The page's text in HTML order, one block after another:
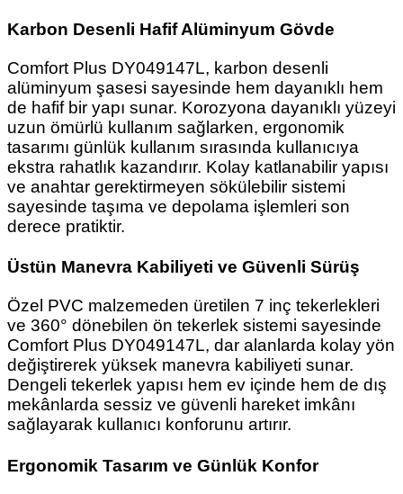
Karbon Desenli Hafif Alüminyum Gövde
Comfort Plus DY049147L, karbon desenli
alüminyum şasesi sayesinde hem dayanıklı hem
de hafif bir yapı sunar. Korozyona dayanıklı yüzeyi
uzun ömürlü kullanım sağlarken, ergonomik
tasarımı günlük kullanım sırasında kullanıcıya
ekstra rahatlık kazandırır. Kolay katlanabilir yapısı
ve anahtar gerektirmeyen sökülebilir sistemi
sayesinde taşıma ve depolama işlemleri son
derece pratiktir.
Üstün Manevra Kabiliyeti ve Güvenli Sürüş
Özel PVC malzemeden üretilen 7 inç tekerlekleri
ve 360° dönebilen ön tekerlek sistemi sayesinde
Comfort Plus DY049147L, dar alanlarda kolay yön
değiştirerek yüksek manevra kabiliyeti sunar.
Dengeli tekerlek yapısı hem ev içinde hem de dış
mekânlarda sessiz ve güvenli hareket imkânı
sağlayarak kullanıcı konforunu artırır.
Ergonomik Tasarım ve Günlük Konfor